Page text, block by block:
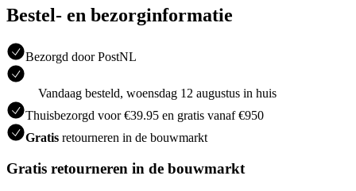
Bestel- en bezorginformatie
Bezorgd door PostNL
Vandaag besteld, woensdag 12 augustus in huis
Thuisbezorgd voor €39.95 en gratis vanaf €950
Gratis retourneren in de bouwmarkt
Gratis retourneren in de bouwmarkt